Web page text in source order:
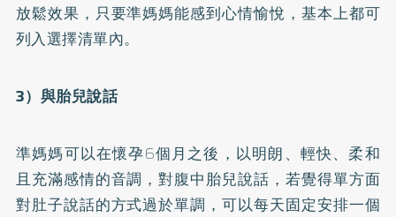
放鬆效果，只要準媽媽能感到心情愉悅，基本上都可
列入選擇清單內。
3）與胎兒說話
準媽媽可以在懷孕6個月之後，以明朗、輕快、柔和
且充滿感情的音調，對腹中胎兒說話，若覺得單方面
對肚子說話的方式過於單調，可以每天固定安排一個